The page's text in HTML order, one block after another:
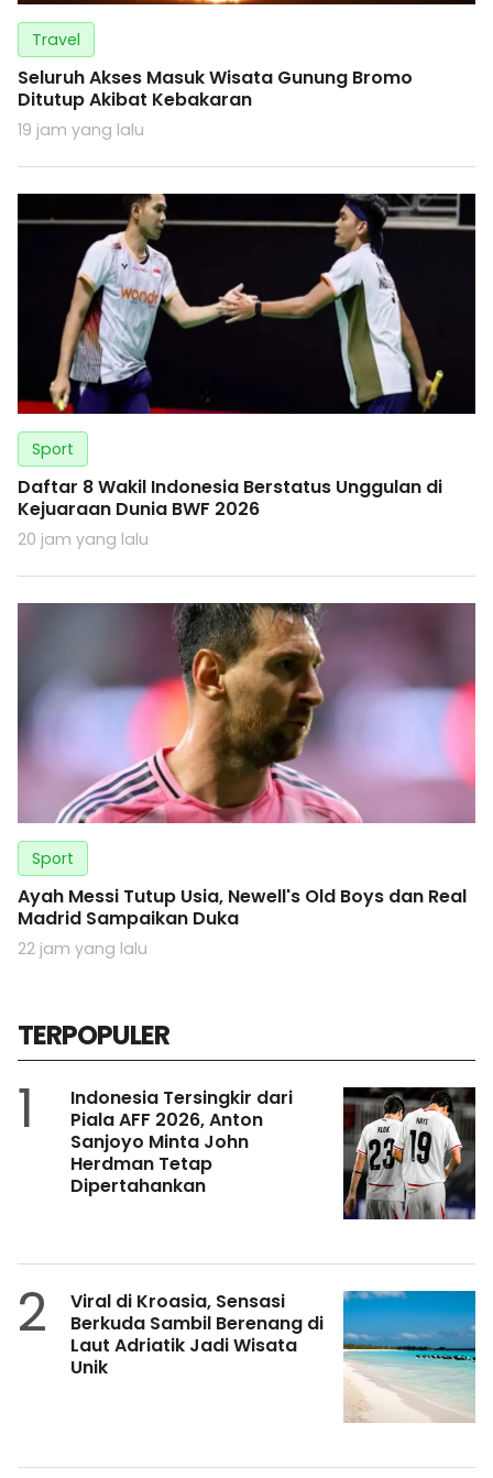
Travel
Seluruh Akses Masuk Wisata Gunung Bromo
Ditutup Akibat Kebakaran
19 jam yang lalu
Sport
Daftar 8 Wakil Indonesia Berstatus Unggulan di
Kejuaraan Dunia BWF 2026
20 jam yang lalu
Sport
Ayah Messi Tutup Usia, Newell's Old Boys dan Real
Madrid Sampaikan Duka
22 jam yang lalu
TERPOPULER
1
Indonesia Tersingkir dari
Piala AFF 2026, Anton
Sanjoyo Minta John
Herdman Tetap
Dipertahankan
2
Viral di Kroasia, Sensasi
Berkuda Sambil Berenang di
Laut Adriatik Jadi Wisata
Unik